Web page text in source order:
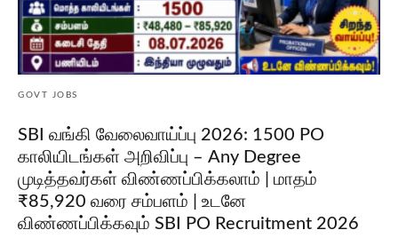
GOVT JOBS
SBI வங்கி வேலைவாய்ப்பு 2026: 1500 PO
காலியிடங்கள் அறிவிப்பு – Any Degree
முடித்தவர்கள் விண்ணப்பிக்கலாம் | மாதம்
₹85,920 வரை சம்பளம் | உடனே
விண்ணப்பிக்கவும் SBI PO Recruitment 2026